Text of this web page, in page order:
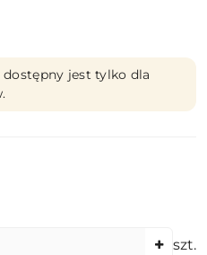
jest tylko dla
szt.